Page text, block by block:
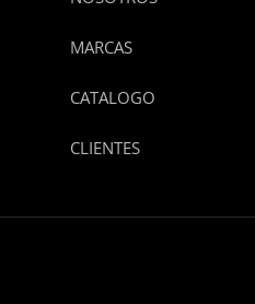
MARCAS
CATALOGO
CLIENTES